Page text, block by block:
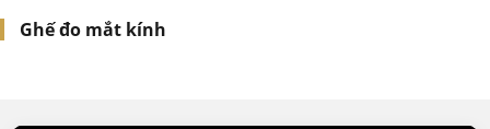
Ghế đo mắt kính